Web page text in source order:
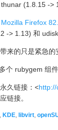
(1.8.15 ->
Mozilla Firefox
-> 1.13) 和
带来的只是紧急的
个 rubygem 组件
久链接：<
链接。
, KDE, libvirt,